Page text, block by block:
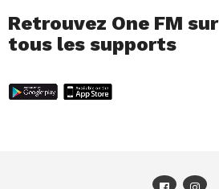
Retrouvez One FM sur
tous les supports